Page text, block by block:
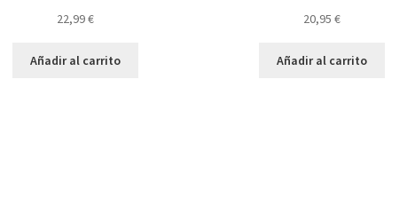
22,99€
Añadir al carrito
20,95 €
Añadir al carrito